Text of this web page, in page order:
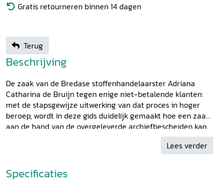
Gratis retourneren binnen 14 dagen
Terug
Beschrijving
De zaak van de Bredase stoffenhandelaarster Adriana
Catharina de Bruijn tegen enige niet-betalende klanten:
met de stapsgewijze uitwerking van dat proces in hoger
beroep, wordt in deze gids duidelijk gemaakt hoe een zaak
aan de hand van de overgeleverde archiefbescheiden kan
worden gereconstrueerd. In dit eerste deel van een serie
gidsen over de procesgang bij de diverse rechtscolleges in
Raad van Brabant aan bod. Deze gids heeft kan als
wegwijzer dienen bij het onderzoek naar de civiele
Lees verder
Specificaties